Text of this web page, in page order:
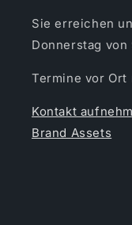
Sie erreichen
Donnerstag von
Termine vor Ort
Kontakt
Brand Assets